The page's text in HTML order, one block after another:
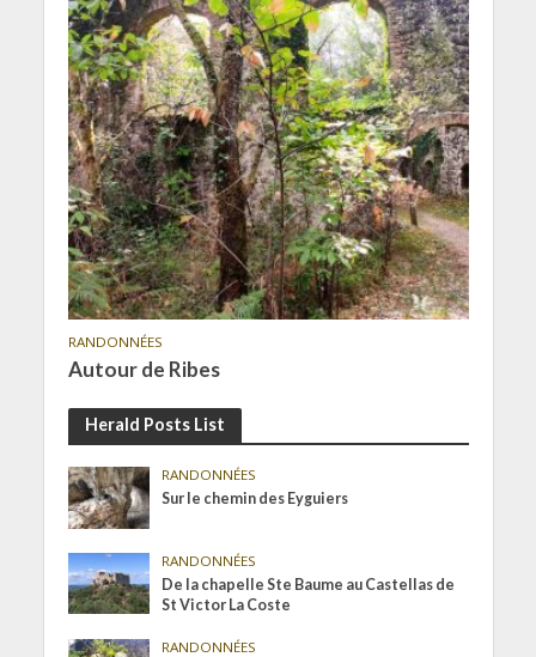
RANDONNÉES
Autour de Ribes
Herald Posts List
RANDONNÉES
Sur le chemin des Eyguiers
RANDONNÉES
De la chapelle Ste Baume au Castellas de
St Victor La Coste
RANDONNÉES